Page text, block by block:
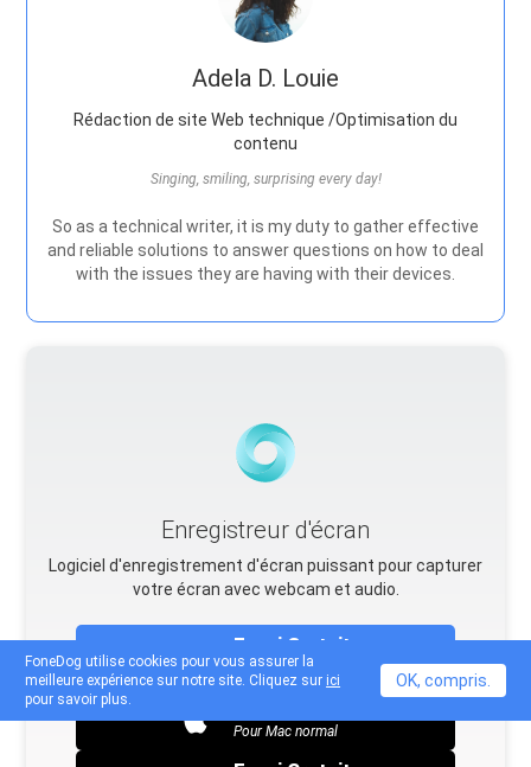
Adela D. Louie
Rédaction de site Web technique /Optimisation du
contenu
Singing, smiling, surprising every day!
So as a technical writer, it is my duty to gather effective
and reliable solutions to answer questions on how to deal
with the issues they are having with their devices.
Enregistreur d'écran
Logiciel d'enregistrement d'écran puissant pour capturer
votre écran avec webcam et audio.
Essai Gratuit
Pour Windows
Pour Mac normal
FoneDog utilise cookies pour vous assurer la
meilleure expérience sur notre site. Cliquez sur ici
pour savoir plus.
OK, compris.